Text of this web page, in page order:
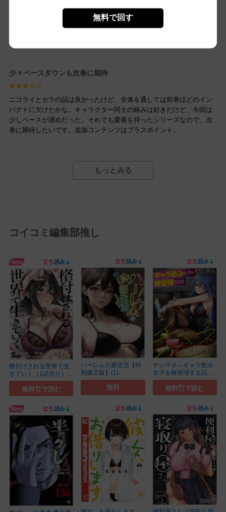
コライの苦境に共感し、一歩踏み出す姿は心に響くものがあります。
病で苦しむセラも感情がしっかりと表現されていて、読んでいて応援
た。全体的に満足しています。
少々ペースダウンも次巻に期待
ニコライとセラの話は良かったけど、全体を通しては前巻ほどのイン
パクトに欠けたかな。キャラクター同士の絡みは好きだけど、今回は
少しペースが遅めだった。それでも愛着を持ったシリーズなので、次
巻に期待したいです。追加コンテンツはプラスポイント。
もっとみる
コイコミ編集部推し
格付けされる世界で生
きていく［1話売り］
(1)
無料㌽で読む
ハーレムの新生活【特
別修正版】(1)
無料
チンマネ～ギャラ飲み
女子を棒管理する話～
(1)
無料㌽で読む
無料で回す